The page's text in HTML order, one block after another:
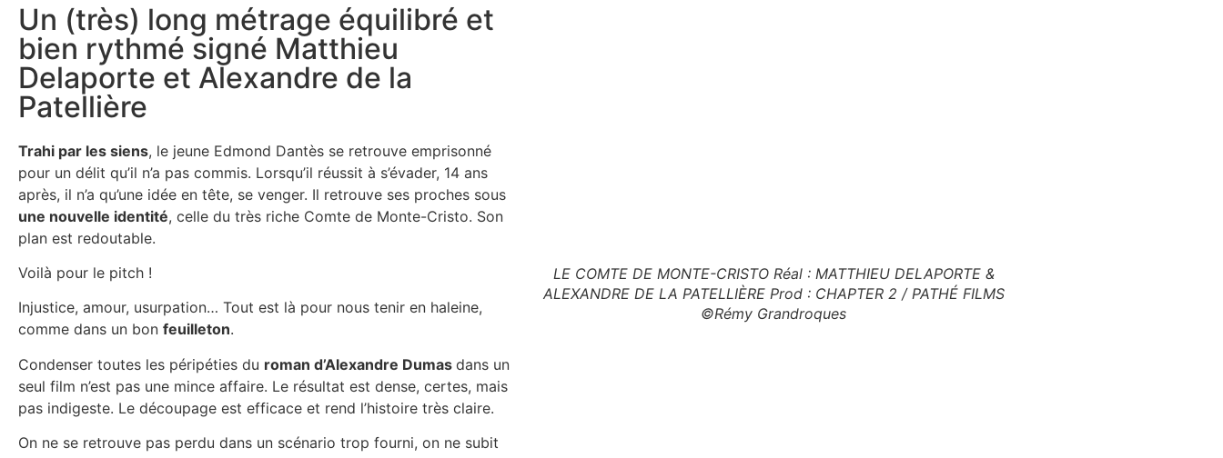
Un (très) long métrage équilibré et
bien rythmé signé Matthieu
Delaporte et Alexandre de la
Patellière
Trahi par les siens, le jeune Edmond Dantès se retrouve emprisonné
pour un délit qu’il n’a pas commis. Lorsqu’il réussit à s’évader, 14 ans
après, il n’a qu’une idée en tête, se venger. Il retrouve ses proches sous
une nouvelle identité, celle du très riche Comte de Monte-Cristo. Son
plan est redoutable.
Voilà pour le pitch !
Injustice, amour, usurpation… Tout est là pour nous tenir en haleine,
comme dans un bon feuilleton.
Condenser toutes les péripéties du roman d’Alexandre Dumas dans un
seul film n’est pas une mince affaire. Le résultat est dense, certes, mais
pas indigeste. Le découpage est efficace et rend l’histoire très claire.
On ne se retrouve pas perdu dans un scénario trop fourni, on ne subit
LE COMTE DE MONTE-CRISTO Réal : MATTHIEU DELAPORTE &
ALEXANDRE DE LA PATELLIÈRE Prod : CHAPTER 2 / PATHÉ FILMS
©Rémy Grandroques